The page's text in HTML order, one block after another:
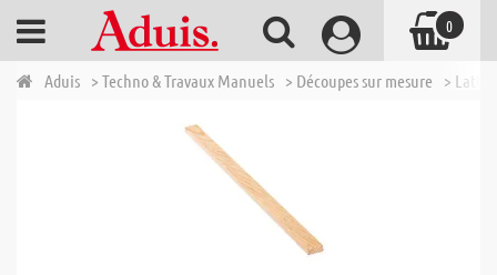
Aduis > Techno & Travaux Manuels > Découpes sur mesure >
0